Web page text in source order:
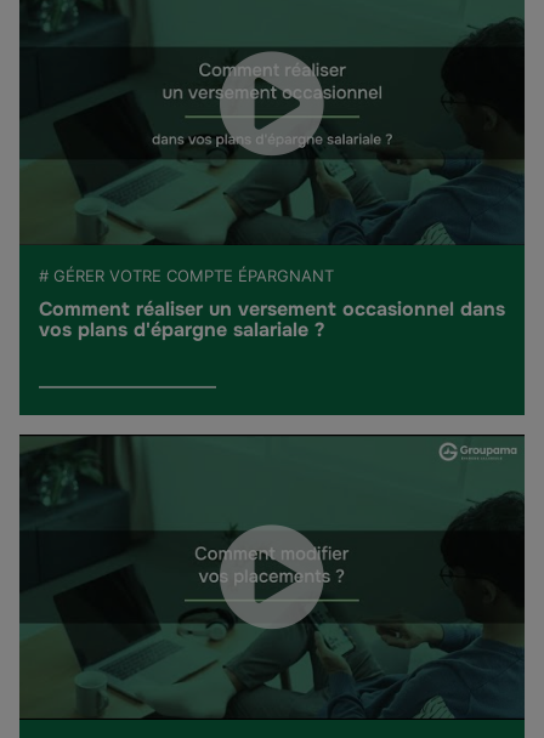
# GÉRER VOTRE COMPTE ÉPARGNANT
Comment réaliser un versement occasionnel dans
vos plans d'épargne salariale ?